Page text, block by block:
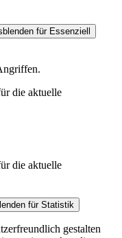
für Essenziell
die aktuelle
die aktuelle
für Statistik
gestalten